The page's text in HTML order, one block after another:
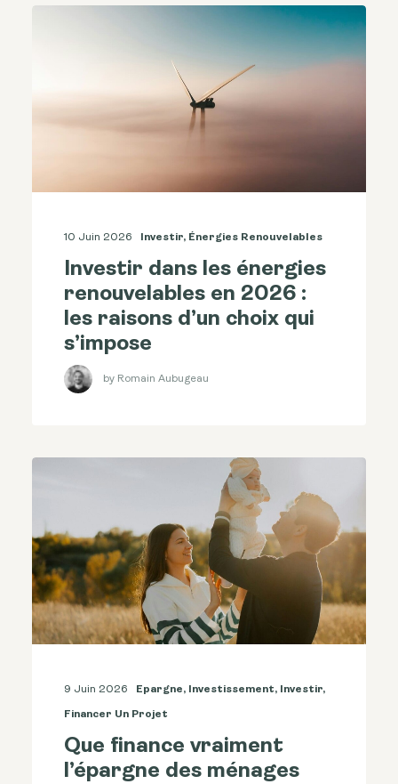
10 Juin 2026 Investir, Énergies Renouvelables
Investir dans les énergies
renouvelables en 2026 :
les raisons d’un choix qui
s’impose
by Romain Aubugeau
9 Juin 2026 Epargne, Investissement, Investir,
Financer Un Projet
Que finance vraiment
l’épargne des ménages